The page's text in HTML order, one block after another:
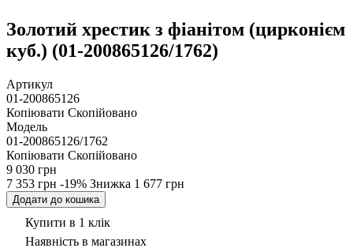
Золотий хрестик з фіанітом (цирконієм
куб.) (01-200865126/1762)
Артикул
01-200865126
Копіювати Скопійовано
Модель
01-200865126/1762
Копіювати Скопійовано
9 030 грн
7 353 грн -19% Знижка 1 677 грн
Додати до кошика
Купити в 1 клік
Наявність в магазинах